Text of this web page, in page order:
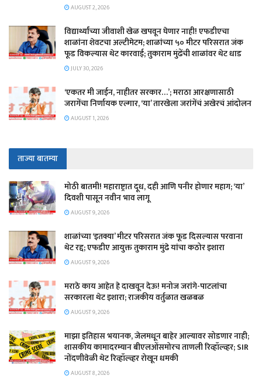
AUGUST 2, 2026
विद्यार्थ्यांच्या जीवाशी खेळ खपवून घेणार नाही! एफडीएचा
शाळांना शेवटचा अल्टीमेटम; शाळांच्या ५० मीटर परिसरात जंक
फूड विकल्यास थेट कारवाई; तुकाराम मुंढेंची शाळांवर थेट धाड
JULY 30, 2026
‘एकतर मी जाईन, नाहीतर सरकार…’; मराठा आरक्षणासाठी
जरागेंचा निर्णायक एल्गार, ‘या’ तारखेला जरांगेंचं अखेरचं आंदोलन
AUGUST 1, 2026
ताज्या बातम्या
मोठी बातमी! महाराष्ट्रात दूध, दही आणि पनीर होणार महाग; ‘या’
दिवशी पासून नवीन भाव लागू
AUGUST 9, 2026
शाळांच्या ‘इतक्या’ मीटर परिसरात जंक फूड दिसल्यास परवाना
थेट रद्द; एफडीए आयुक्त तुकाराम मुंढे यांचा कठोर इशारा
AUGUST 9, 2026
मराठे काय आहेत हे दाखवून देऊ! मनोज जरांगे-पाटलांचा
सरकारला थेट इशारा; राजकीय वर्तुळात खळबळ
AUGUST 9, 2026
माझा इतिहास भयानक, जेलमधून बाहेर आल्यावर सोडणार नाही;
शासकीय कामादरम्यान बीएलओंसमोरच ताणली रिव्हॉल्व्हर; SIR
नोंदणीवेळी थेट रिव्हॉल्व्हर रोखून धमकी
AUGUST 8, 2026